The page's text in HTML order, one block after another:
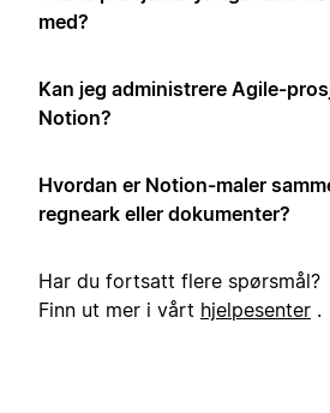
med?
Kan jeg administrere Agile-
Notion?
Hvordan er Notion-maler
regneark eller dokumenter?
Har du fortsatt flere spørsmål?
Finn ut mer i vårt hjelpesenter .